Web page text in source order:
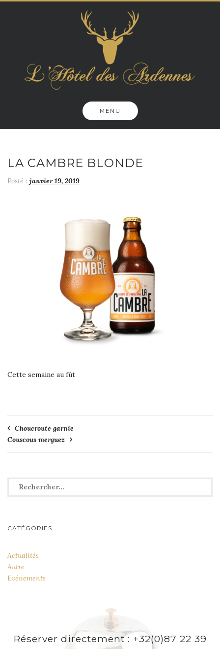
MENU
LA CAMBRE BLONDE
Posté : janvier 19, 2019
Cette semaine au fût
Navigation
de
Choucroute garnie
Couscous merguez
Rechercher :
CATÉGORIES
Actualités
Autre
Evénements
Réserver directement : +32(0)87 22 39